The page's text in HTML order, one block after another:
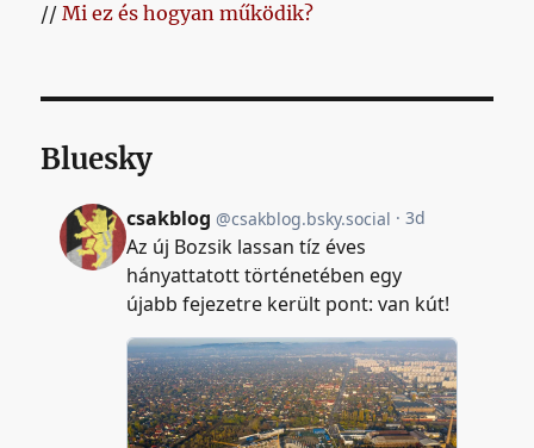
//Mi ez és hogyan működik?
Bluesky